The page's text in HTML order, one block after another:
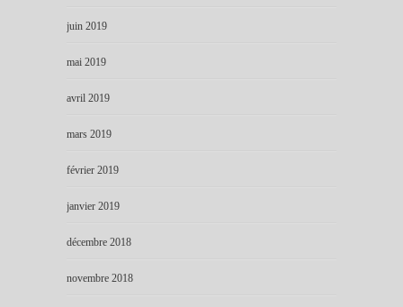
juin 2019
mai 2019
avril 2019
mars 2019
février 2019
janvier 2019
décembre 2018
novembre 2018